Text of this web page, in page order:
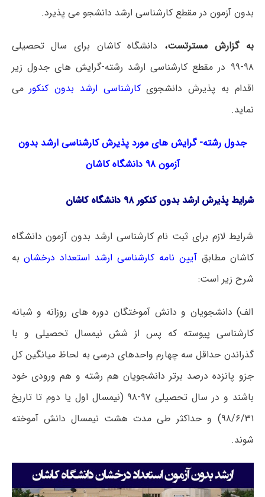
بدون آزمون در مقطع کارشناسی ارشد دانشجو می پذیرد.
به گزارش مسترتست، دانشگاه کاشان برای سال تحصیلی
۹۸-۹۹
در مقطع کارشناسی ارشد رشته-گرایش های جدول زیر
اقدام به پذیرش دانشجویکارشناسی ارشد بدون کنکورمی
نماید.
جدول رشته- گرایش های مورد پذیرش کارشناسی ارشد بدون
آزمون ۹۸ دانشگاه کاشان
شرایط پذیرش ارشد بدون کنکور ۹۸ دانشگاه کاشان
شرایط لازم برای ثبت نام کارشناسی ارشد بدون آزمون دانشگاه
کاشان مطابقآیین نامه کارشناسی ارشد استعداد درخشان به
شرح زیر است:
الف) دانشجویان و دانش آموختگان دوره های روزانه و شبانه
کارشناسی پیوسته که پس از شش نیمسال تحصیلی و با
گذراندن حداقل سه چهارم واحدهای درسی به لحاظ میانگین کل
جزو پانزده درصد برتر دانشجویان هم رشته و هم ورودی خود
باشند و در سال تحصیلی ۹۷-۹۸ (نیمسال اول یا دوم تا تاریخ
۹۸/۶/۳۱) و حداکثر طی مدت هشت نیمسال دانش آموخته
شوند.